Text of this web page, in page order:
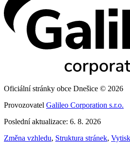
Oficiální stránky obce Dnešice © 2026
Provozovatel Galileo Corporation s.r.o.
Poslední aktualizace: 6. 8. 2026
Změna vzhledu, Struktura stránek,